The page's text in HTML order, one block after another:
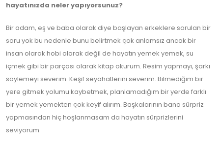
hayatınızda neler yapıyorsunuz?
Bir adam, eş ve baba olarak diye başlayan erkeklere sorulan bir
soru yok bu nedenle bunu belirtmek çok anlamsız ancak bir
insan olarak hobi olarak değil de hayatın yemek yemek, su
içmek gibi bir parçası olarak kitap okurum. Resim yapmayı, şarkı
söylemeyi severim. Keşif seyahatlerini severim. Bilmediğim bir
yere gitmek yolumu kaybetmek, planlamadığım bir yerde farklı
bir yemek yemekten çok keyif alırım. Başkalarının bana sürpriz
yapmasından hiç hoşlanmasam da hayatın sürprizlerini
seviyorum.